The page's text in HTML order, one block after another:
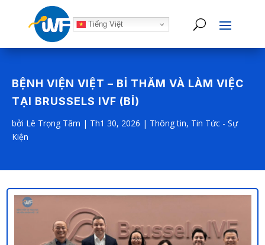
Tiếng Việt
BỆNH VIỆN VIỆT – BỈ THĂM VÀ LÀM VIỆC
TẠI BRUSSELS IVF (BỈ)
bởi Lê Trọng Tâm | Th1 30, 2026 | Thông tin, Tin Tức - Sự
Kiện